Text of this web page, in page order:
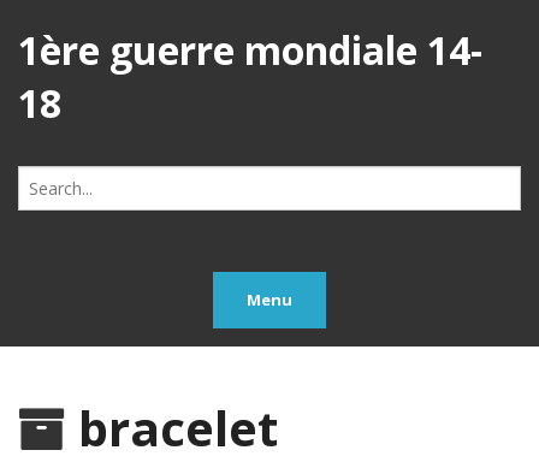
1ère guerre mondiale 14-
18
Search
for:
Menu
bracelet